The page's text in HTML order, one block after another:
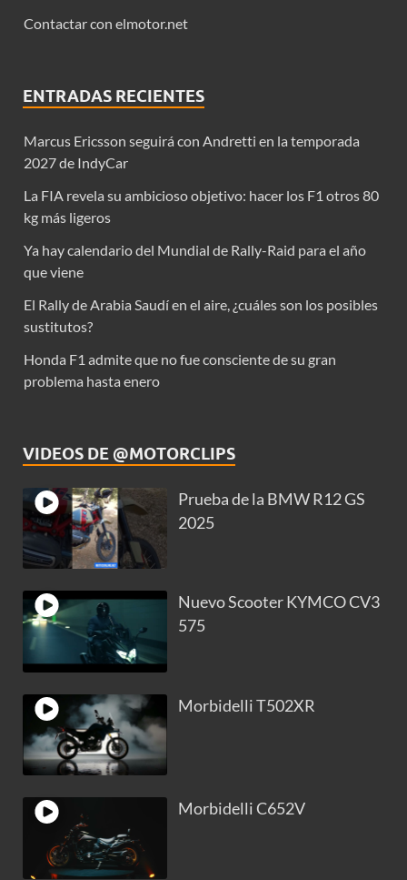
Contactar con elmotor.net
ENTRADAS RECIENTES
Marcus Ericsson seguirá con Andretti en la temporada
2027 de IndyCar
La FIA revela su ambicioso objetivo: hacer los F1 otros 80
kg más ligeros
Ya hay calendario del Mundial de Rally-Raid para el año
que viene
El Rally de Arabia Saudí en el aire, ¿cuáles son los posibles
sustitutos?
Honda F1 admite que no fue consciente de su gran
problema hasta enero
VIDEOS DE @MOTORCLIPS
Prueba de la BMW R12 GS
2025
Nuevo Scooter KYMCO CV3
575
Morbidelli T502XR
Morbidelli C652V